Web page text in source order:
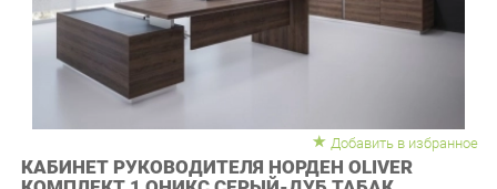
КАБИНЕТ РУКОВОДИТЕЛЯ НОРДЕН OLIVER
КОМПЛЕКТ 1 ОНИКС СЕРЫЙ-ДУБ ТАБАК